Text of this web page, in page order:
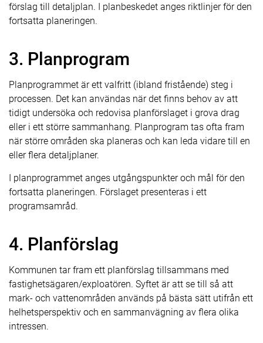
förslag till detaljplan. I planbeskedet anges riktlinjer för den
fortsatta planeringen.
3. Planprogram
Planprogrammet är ett valfritt (ibland fristående) steg i
processen. Det kan användas när det finns behov av att
tidigt undersöka och redovisa planförslaget i grova drag
eller i ett större sammanhang. Planprogram tas ofta fram
när större områden ska planeras och kan leda vidare till en
eller flera detaljplaner.
I planprogrammet anges utgångspunkter och mål för den
fortsatta planeringen. Förslaget presenteras i ett
programsamråd.
4. Planförslag
Kommunen tar fram ett planförslag tillsammans med
fastighetsägaren/exploatören. Syftet är att se till så att
mark- och vattenområden används på bästa sätt utifrån ett
helhetsperspektiv och en sammanvägning av flera olika
intressen.